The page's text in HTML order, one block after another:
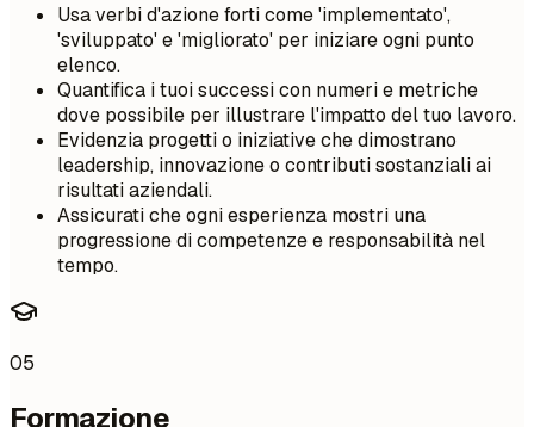
Usa verbi d'azione forti come 'implementato',
'sviluppato' e 'migliorato' per iniziare ogni punto
elenco.
Quantifica i tuoi successi con numeri e metriche
dove possibile per illustrare l'impatto del tuo lavoro.
Evidenzia progetti o iniziative che dimostrano
leadership, innovazione o contributi sostanziali ai
risultati aziendali.
Assicurati che ogni esperienza mostri una
progressione di competenze e responsabilità nel
tempo.
05
Formazione